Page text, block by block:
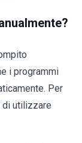
i programmi
Per
di utilizzare